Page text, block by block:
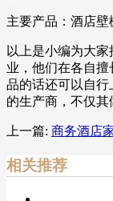
主要产品：酒店
以上是小编为大
业，他们在各自
品的话还可以自
的生产商，不仅其
上一篇: 商务酒店
相关推荐